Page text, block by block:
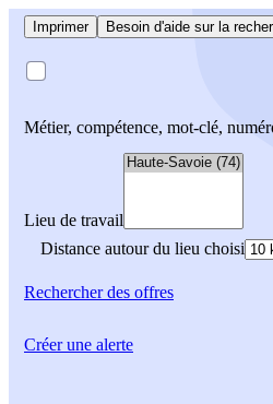
Imprimer Besoin d'aide sur la
Métier, compétence, mot-clé,
Lieu de travail
Distance autour du lieu choisi
Rechercherdes offres
Créer une alerte